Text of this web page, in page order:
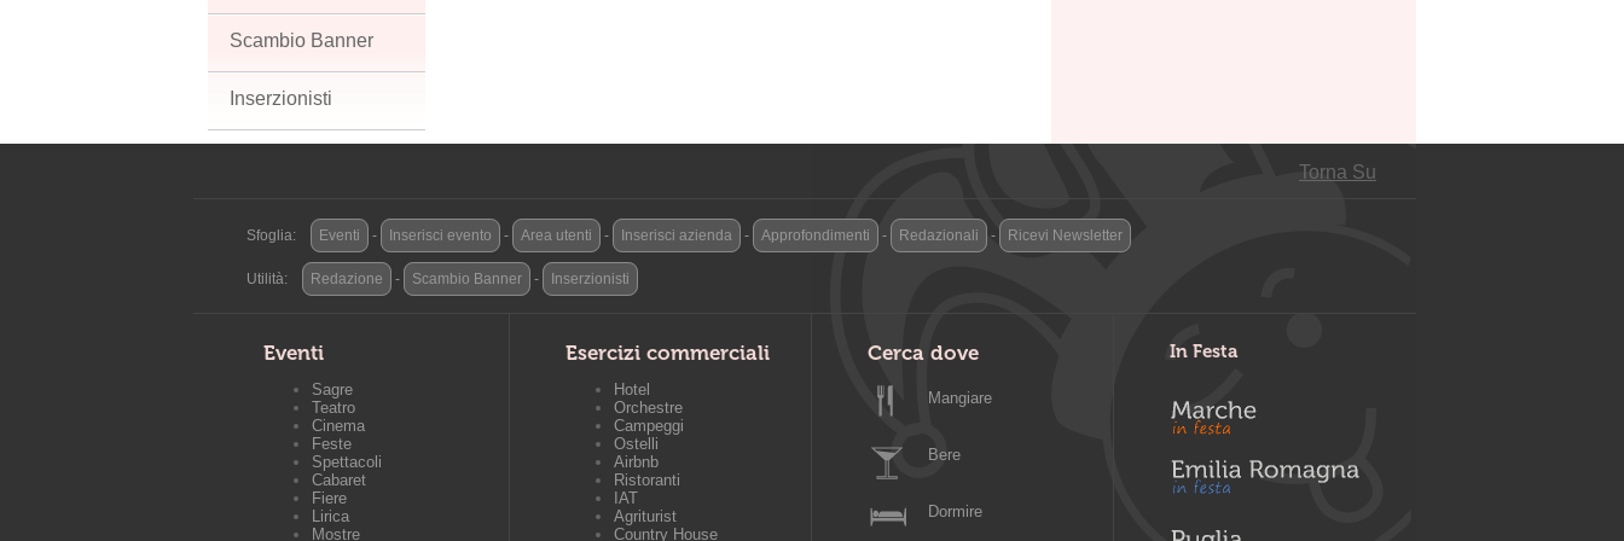
Scambio Banner
Inserzionisti
Torna Su
Sfoglia: Eventi - Inserisci evento - Area utenti - Inserisci azienda - Approfondimenti - Redazionali - Ricevi Newsletter
Utilità: Redazione - Scambio Banner - Inserzionisti
Eventi
Sagre
Teatro
Cinema
Feste
Spettacoli
Cabaret
Fiere
Lirica
Mostre
Esercizi commerciali
Hotel
Orchestre
Campeggi
Ostelli
Airbnb
Ristoranti
IAT
Agriturist
Country House
Cerca dove
Mangiare
Bere
Dormire
In Festa